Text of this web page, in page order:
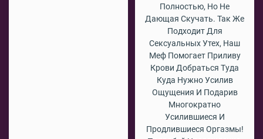
Полностью, Но Не
Дающая Скучать. Так Же
Подходит Для
Сексуальных Утех, Наш
Меф Помогает Приливу
Крови Добраться Туда
Куда Нужно Усилив
Ощущения И Подарив
Многократно
Усилившиеся И
Продлившиеся Оргазмы!